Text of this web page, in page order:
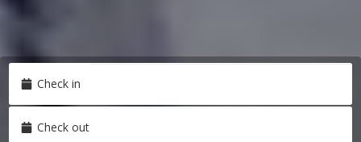
Check in
Check out